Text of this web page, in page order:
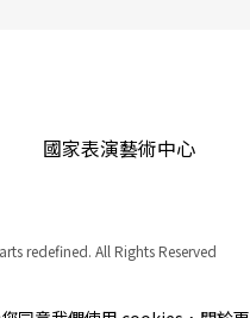
國家表演藝術中心
redefined. All Rights Reserved
為準。